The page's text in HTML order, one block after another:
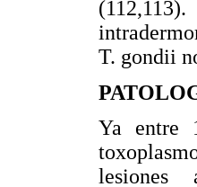
T. gondii
Ya entre
lesiones